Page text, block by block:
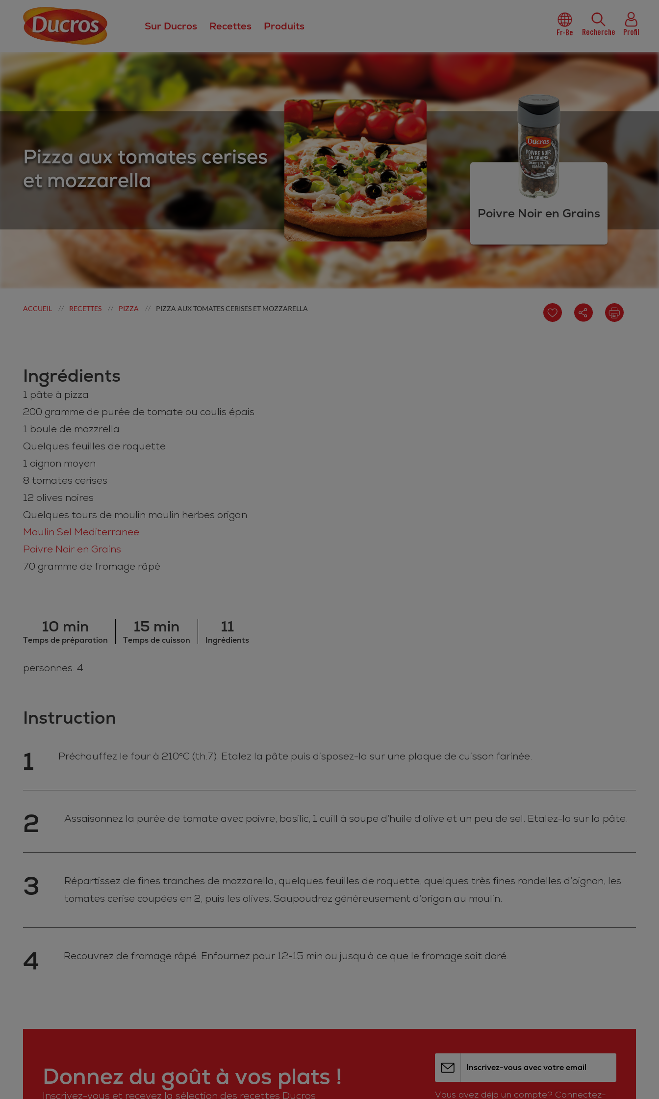
Sur Ducros Recettes Produits
Fr-Be Recherche Profil
Pizza aux tomates cerises
et mozzarella
Poivre Noir en Grains
ACCUEIL // RECETTES // PIZZA // PIZZA AUX TOMATES CERISES ET MOZZARELLA
Ingrédients
1 pâte à pizza
200 gramme de purée de tomate ou coulis épais
1 boule de mozzrella
Quelques feuilles de roquette
1 oignon moyen
8 tomates cerises
12 olives noires
Quelques tours de moulin moulin herbes origan
Moulin Sel Mediterranee
Poivre Noir en Grains
70 gramme de fromage râpé
10 min
Temps de préparation
15 min
Temps de cuisson
11
Ingrédients
personnes: 4
Instruction
1 Préchauffez le four à 210°C (th.7). Etalez la pâte puis disposez-la sur une plaque de cuisson farinée.
2 Assaisonnez la purée de tomate avec poivre, basilic, 1 cuill à soupe d’huile d’olive et un peu de sel. Etalez-la sur la pâte.
3
Répartissez de fines tranches de mozzarella, quelques feuilles de roquette, quelques très fines rondelles d’oignon, les
tomates cerise coupées en 2, puis les olives. Saupoudrez généreusement d’origan au moulin.
4 Recouvrez de fromage râpé. Enfournez pour 12-15 min ou jusqu’à ce que le fromage soit doré.
Donnez du goût à vos plats !
Inscrivez-vous et recevez la sélection des recettes Ducros.
Inscrivez-vous avec votre email
Vous avez déjà un compte? Connectez-